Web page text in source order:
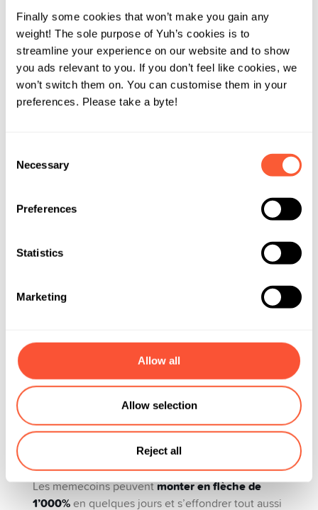
Finally some cookies that won’t make you gain any
weight! The sole purpose of Yuh’s cookies is to
streamline your experience on our website and to show
you ads relevant to you. If you don’t feel like cookies, we
won’t switch them on. You can customise them in your
preferences. Please take a byte!
Selection
Necessary
Preferences
Statistics
Marketing
Allow all
Allow selection
Reject all
Même si Dogecoin était censé être une blague, le
Dogecoin estresté l’une des crypto-monnaies les plus
reconnaissables, portée en grande partie par sa
communauté plutôt que par l’innovation technologique.
des appuis d’Elon Musk – sa valeur reste hautement
Les dangers
Si le dogecoin a survécu, ce n’est pas le cas de la plupart
tendances
en fait des investissements très risqués.
Voici les principales préoccupations:
Les memecoins peuventmonter en flèche de
1’000%en quelques jours et s’effondrer tout aussi